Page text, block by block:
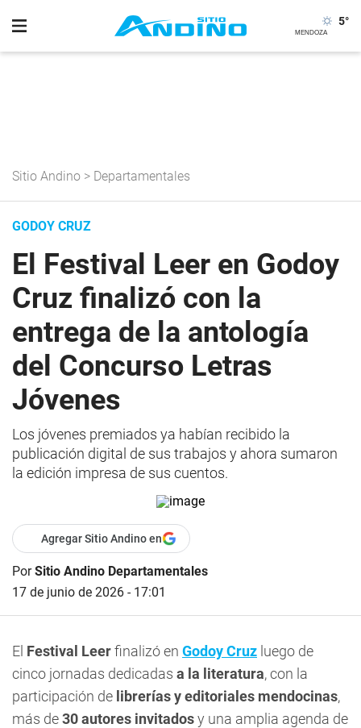
5°
Sitio Andino > Departamentales
GODOY CRUZ
El Festival Leer en Godoy
Cruz finalizó con la
entrega de la antología
del Concurso Letras
Jóvenes
Los jóvenes premiados ya habían recibido la
publicación digital de sus trabajos y ahora sumaron
la edición impresa de sus cuentos.
Agregar Sitio Andino en
PorSitio Andino Departamentales
17 de junio de 2026 - 17:01
El Festival Leerfinalizó en Godoy Cruz luego de
cinco jornadas dedicadas a la literatura, con la
participación de librerías y editoriales mendocinas,
más de30 autores invitadosy una amplia agenda de